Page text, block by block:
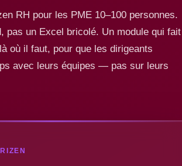
RH pour les PME 10–100 personnes.
pas un Excel bricolé. Un module qui fait
où il faut, pour que les dirigeants
avec leurs équipes — pas sur leurs